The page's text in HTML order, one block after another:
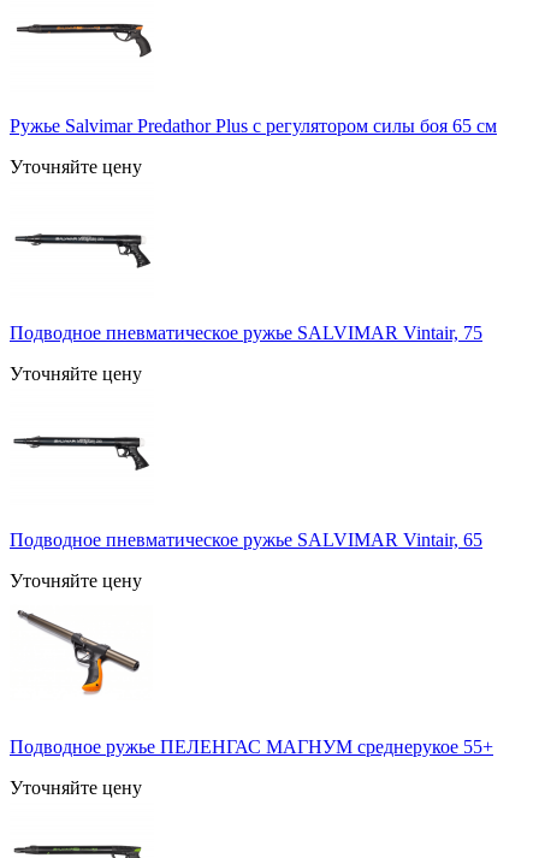
Ружье Salvimar Predathor Plus с регулятором силы боя 65 см
Уточняйте цену
Подводное пневматическое ружье SALVIMAR Vintair, 75
Уточняйте цену
Подводное пневматическое ружье SALVIMAR Vintair, 65
Уточняйте цену
Подводное ружье ПЕЛЕНГАС МАГНУМ среднерукое 55+
Уточняйте цену